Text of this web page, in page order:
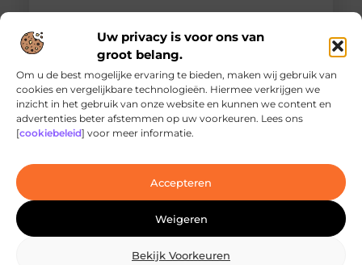
Uw privacy is voor ons van
groot belang.
Om u de best mogelijke ervaring te bieden, maken wij gebruik van
cookies en vergelijkbare technologieën. Hiermee verkrijgen we
inzicht in het gebruik van onze website en kunnen we content en
advertenties beter afstemmen op uw voorkeuren. Lees ons
[cookiebeleid] voor meer informatie.
Accepteren
Weigeren
Bekijk Voorkeuren
Ontdek de innovatieve behandelingen in
jouw stad
laserbehandelingen in Den Haag? Dan ben je hier